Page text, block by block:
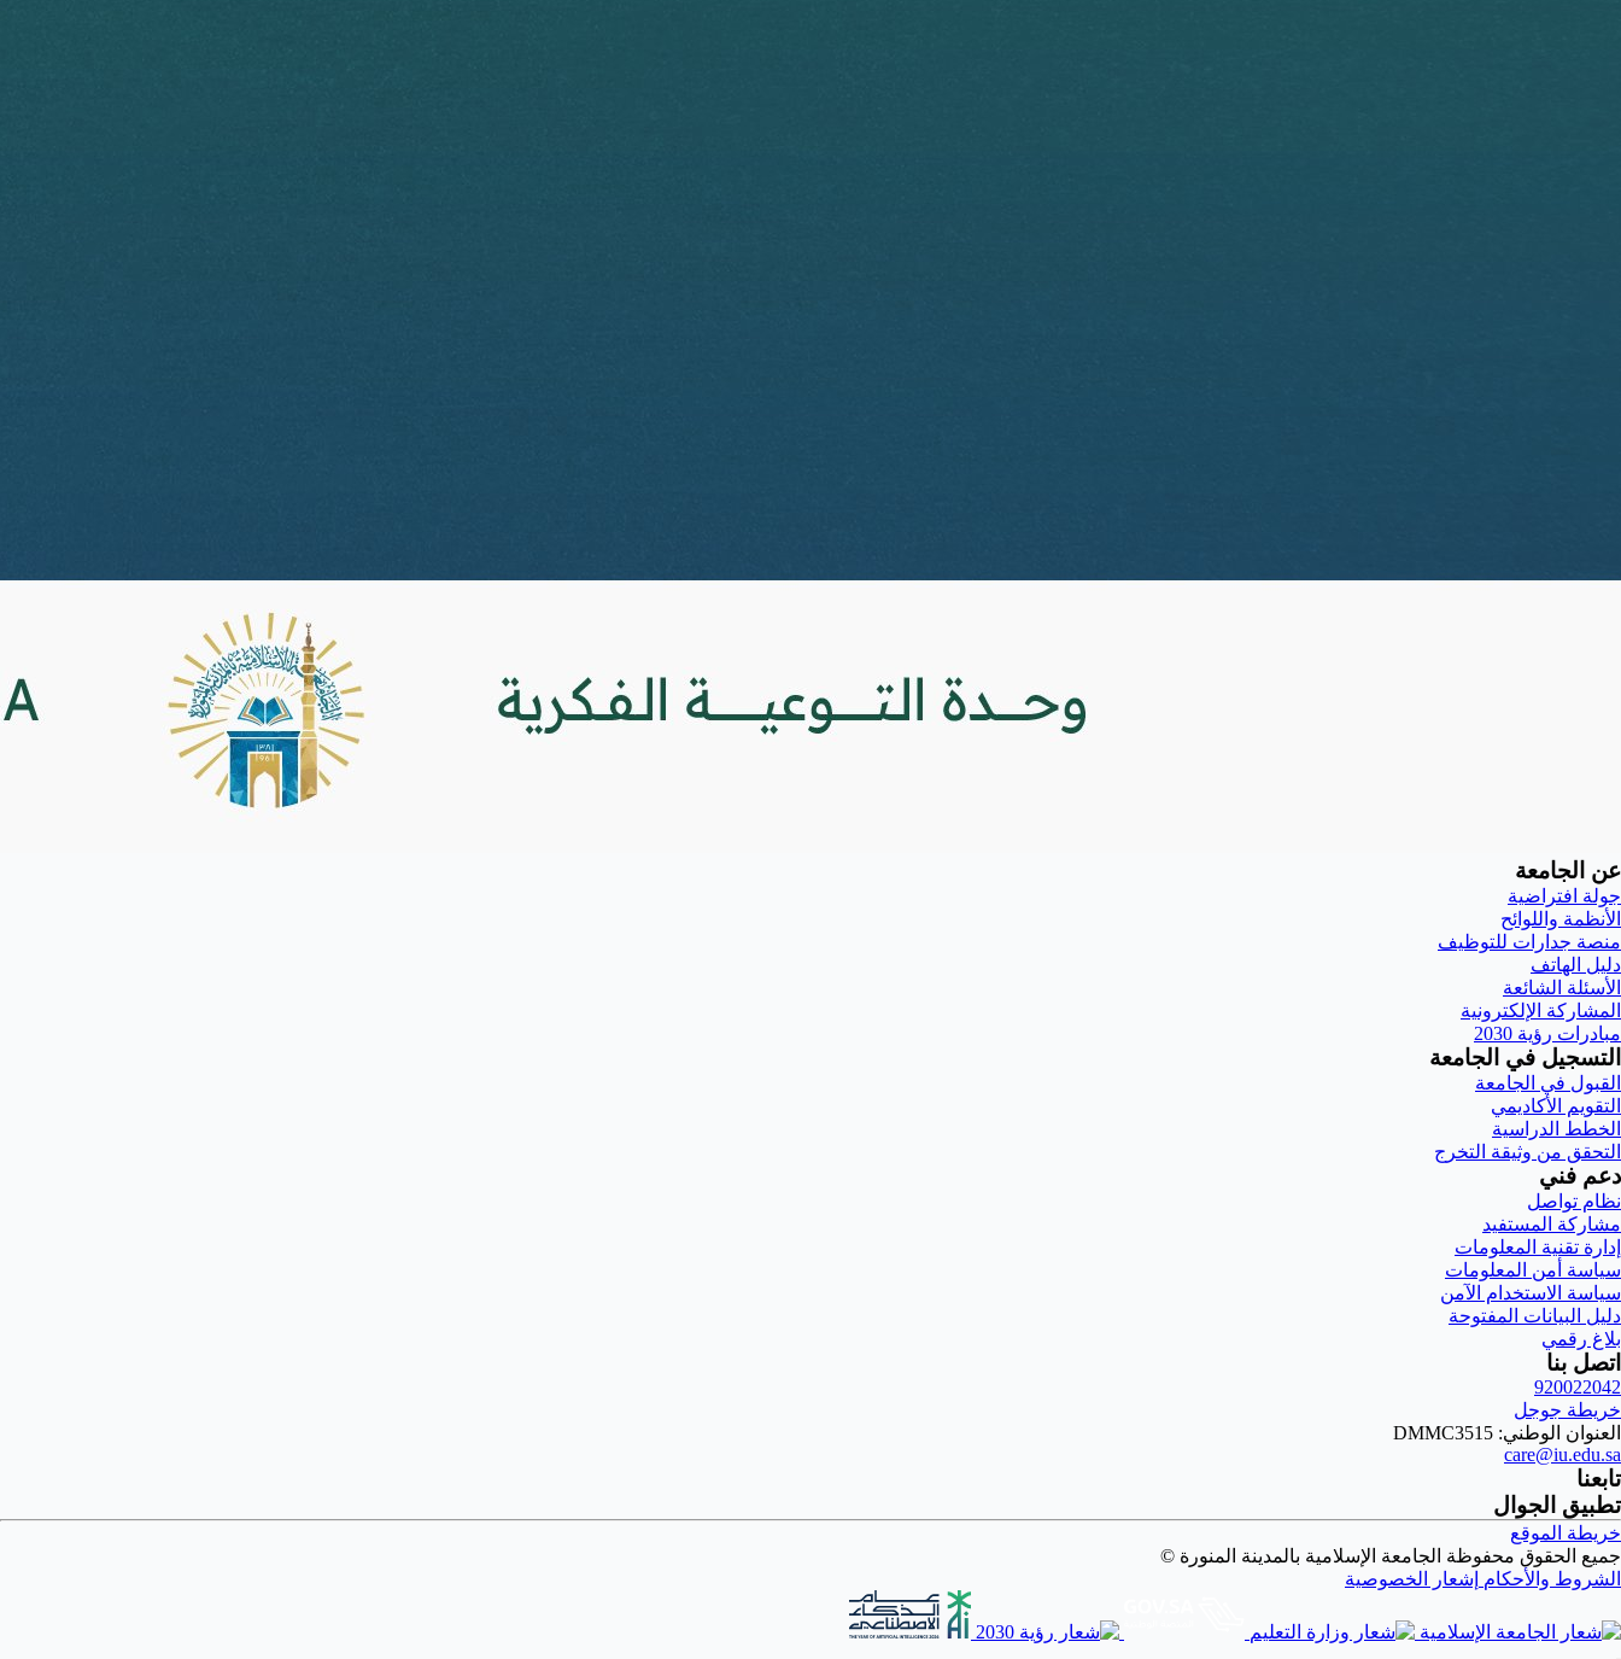
عن الجامعة
جولة افتراضية
الأنظمة واللوائح
منصة جدارات للتوظيف
دليل الهاتف
الأسئلة الشائعة
المشاركة الإلكترونية
مبادرات رؤية 2030
التسجيل في الجامعة
القبول في الجامعة
التقويم الأكاديمي
الخطط الدراسية
التحقق من وثيقة التخرج
دعم فني
نظام تواصل
مشاركة المستفيد
إدارة تقنية المعلومات
سياسة أمن المعلومات
سياسة الاستخدام الآمن
دليل البيانات المفتوحة
بلاغ رقمي
اتصل بنا
920022042
خريطة جوجل
العنوان الوطني: DMMC3515
care@iu.edu.sa
تابعنا
تطبيق الجوال
خريطة الموقع
جميع الحقوق محفوظة الجامعة الإسلامية بالمدينة المنورة ©
الشروط والأحكام إشعار الخصوصية